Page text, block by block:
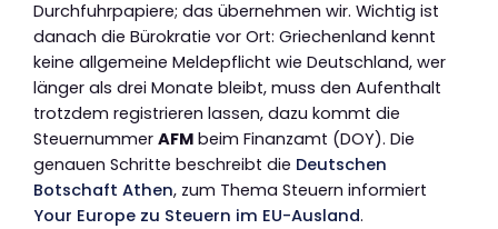
Durchfuhrpapiere; das übernehmen wir. Wichtig ist
danach die Bürokratie vor Ort: Griechenland kennt
keine allgemeine Meldepflicht wie Deutschland, wer
länger als drei Monate bleibt, muss den Aufenthalt
trotzdem registrieren lassen, dazu kommt die
Steuernummer AFM beim Finanzamt (DOY). Die
genauen Schritte beschreibt die Deutschen
Botschaft Athen, zum Thema Steuern informiert
Your Europe zu Steuern im EU-Ausland.